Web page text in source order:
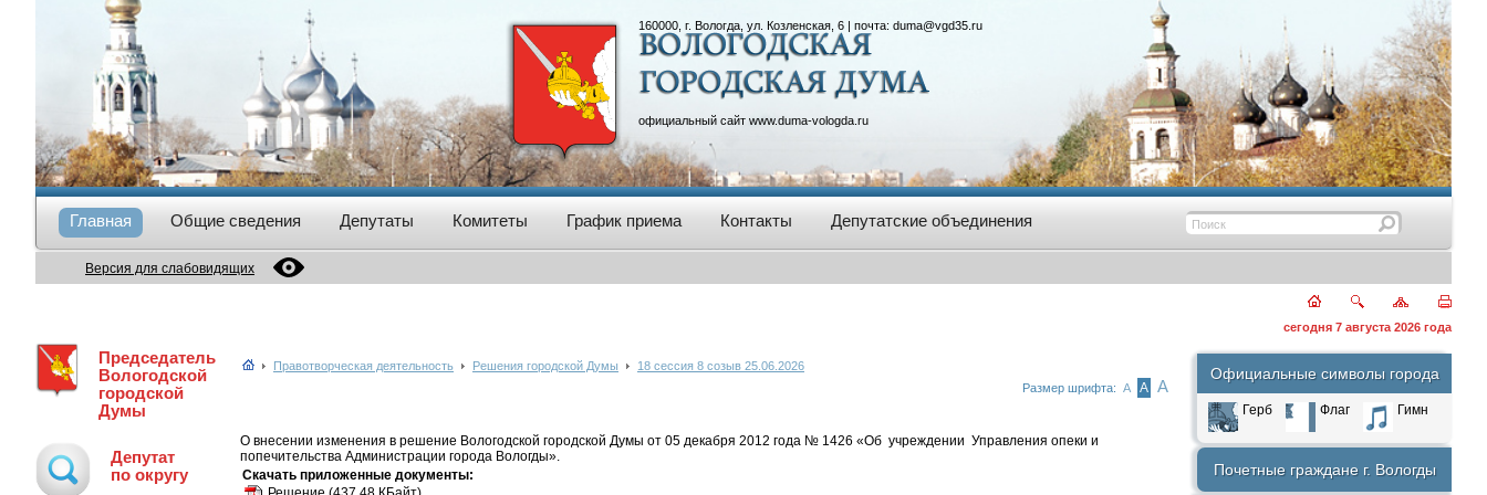
160000, г. Вологда, ул. Козленская, 6 | почта: duma@vgd35.ru
официальный сайт www.duma-vologda.ru
Главная Общие сведения Депутаты Комитеты График приема Контакты Депутатские объединения
Версия для слабовидящих
сегодня 7 августа 2026 года
Председатель
Вологодской
городской
Думы
Депутат
по округу
Правотворческая деятельность Решения городской Думы
18 сессия 8 созыв 25.06.2026
Размер шрифта: А А А
О внесении изменения в решение Вологодской городской Думы от 05 декабря 2012 года № 1426 «Об учреждении Управления опеки и
попечительства Администрации города Вологды».
Скачать приложенные документы:
Официальные символы города
Герб Флаг Гимн
Почетные граждане г. Вологды